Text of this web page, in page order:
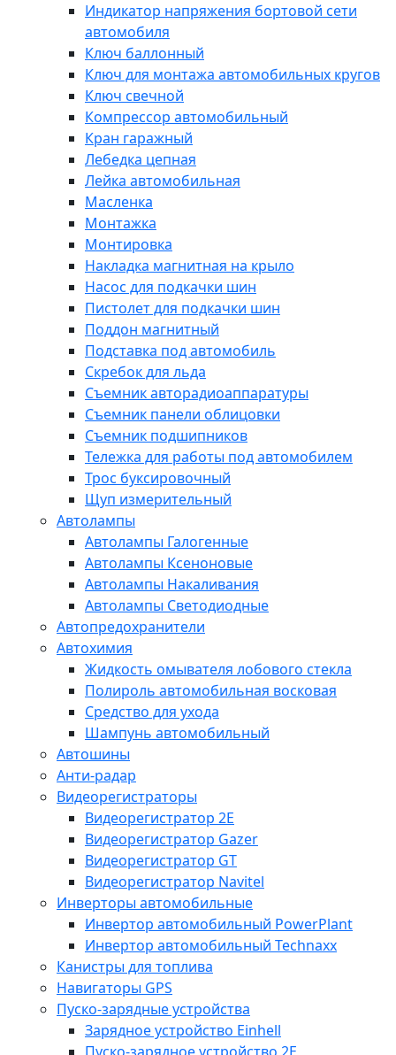
Индикатор напряжения бортовой сети
автомобиля
Ключ баллонный
Ключ для монтажа автомобильных кругов
Ключ свечной
Компрессор автомобильный
Кран гаражный
Лебедка цепная
Лейка автомобильная
Масленка
Монтажка
Монтировка
Накладка магнитная на крыло
Насос для подкачки шин
Пистолет для подкачки шин
Поддон магнитный
Подставка под автомобиль
Скребок для льда
Съемник авторадиоаппаратуры
Съемник панели облицовки
Съемник подшипников
Тележка для работы под автомобилем
Трос буксировочный
Щуп измерительный
Автолампы
Автолампы Галогенные
Автолампы Ксеноновые
Автолампы Накаливания
Автолампы Светодиодные
Автопредохранители
Автохимия
Жидкость омывателя лобового стекла
Полироль автомобильная восковая
Средство для ухода
Шампунь автомобильный
Автошины
Анти-радар
Видеорегистраторы
Видеорегистратор 2E
Видеорегистратор Gazer
Видеорегистратор GT
Видеорегистратор Navitel
Инверторы автомобильные
Инвертор автомобильный PowerPlant
Инвертор автомобильный Technaxx
Канистры для топлива
Навигаторы GPS
Пуско-зарядные устройства
Зарядное устройство Einhell